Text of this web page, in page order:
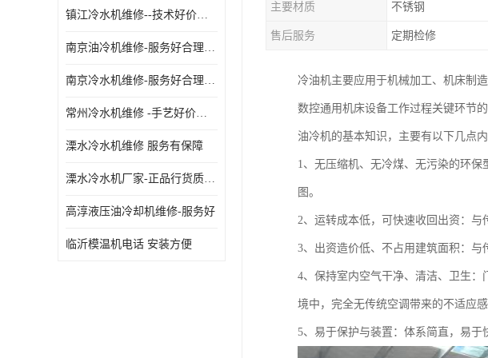
镇江冷水机维修--技术好价格便宜
南京油冷机维修-服务好合理收费
南京冷水机维修-服务好合理收费
常州冷水机维修 -手艺好价格便宜
溧水冷水机维修 服务有保障
溧水冷水机厂家-正品行货质量有保障
高淳液压油冷却机维修-服务好
临沂模温机电话 安装方便
主要材质 不锈钢
售后服务 定期检修
冷油机主要应用于机械加工、机床制
数控通用机床设备工作过程关键环节的
油冷机的基本知识，主要有以下几点内
1、无压缩机、无冷煤、无污染的环
图。
2、运转成本低，可快速收回出资：与
3、出资造价低、不占用建筑面积：与
4、保持室内空气干净、清洁、卫生
境中，完全无传统空调带来的不适应
5、易于保护与装置：体系简直，易于